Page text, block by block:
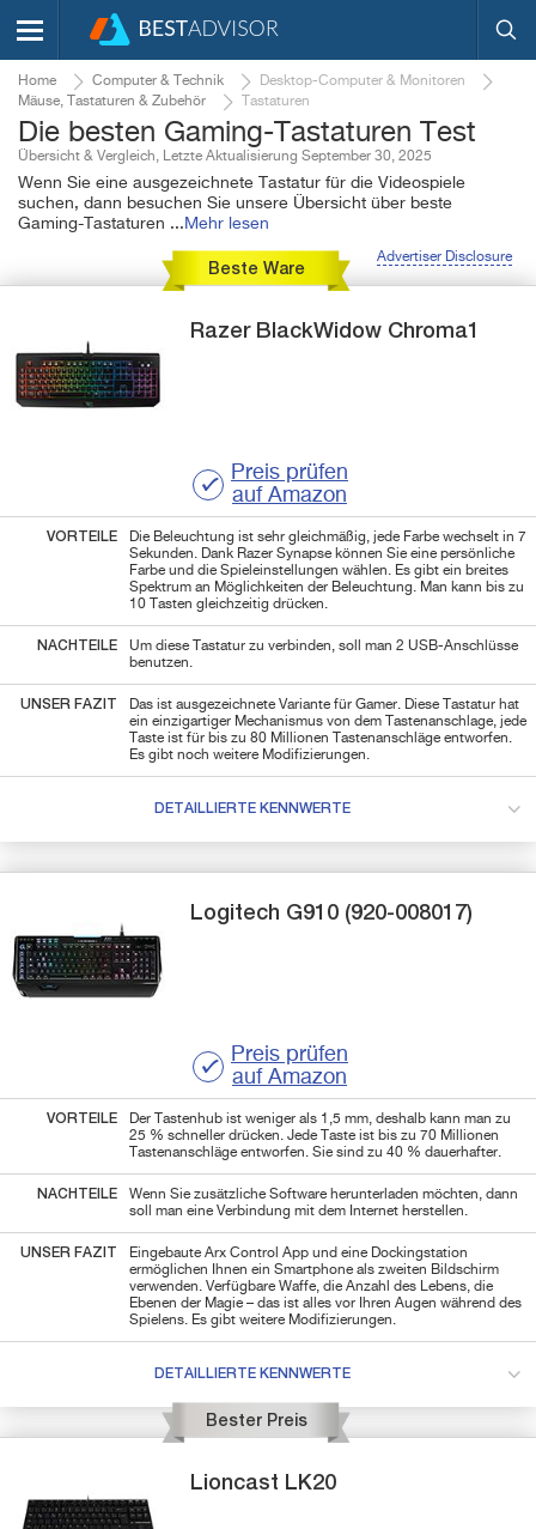
Home Computer & Technik
Desktop-Computer & Monitoren
Mäuse, Tastaturen & Zubehör
Tastaturen
Die besten Gaming-Tastaturen Test
Übersicht & Vergleich, Letzte Aktualisierung September 30, 2025
Wenn Sie eine ausgezeichnete Tastatur für die Videospiele
suchen, dann besuchen Sie unsere Übersicht über beste
Gaming-Tastaturen ... Mehr lesen
Advertiser Disclosure
Beste Ware
Razer BlackWidow Chroma1
Preis prüfen
auf Amazon
VORTEILE
Die Beleuchtung ist sehr gleichmäßig, jede Farbe wechselt in 7
Sekunden. Dank Razer Synapse können Sie eine persönliche
Farbe und die Spieleinstellungen wählen. Es gibt ein breites
Spektrum an Möglichkeiten der Beleuchtung. Man kann bis zu
10 Tasten gleichzeitig drücken.
NACHTEILE
Um diese Tastatur zu verbinden, soll man 2 USB-Anschlüsse
benutzen.
UNSER FAZIT
Das ist ausgezeichnete Variante für Gamer. Diese Tastatur hat
ein einzigartiger Mechanismus von dem Tastenanschlage, jede
Taste ist für bis zu 80 Millionen Tastenanschläge entworfen.
Es gibt noch weitere Modifizierungen.
DETAILLIERTE KENNWERTE
Logitech G910 (920-008017)
Preis prüfen
auf Amazon
VORTEILE
Der Tastenhub ist weniger als 1,5 mm, deshalb kann man zu
25 % schneller drücken. Jede Taste ist bis zu 70 Millionen
Tastenanschläge entworfen. Sie sind zu 40 % dauerhafter.
NACHTEILE
Wenn Sie zusätzliche Software herunterladen möchten, dann
soll man eine Verbindung mit dem Internet herstellen.
UNSER FAZIT
Eingebaute Arx Control App und eine Dockingstation
ermöglichen Ihnen ein Smartphone als zweiten Bildschirm
verwenden. Verfügbare Waffe, die Anzahl des Lebens, die
Ebenen der Magie – das ist alles vor Ihren Augen während des
Spielens. Es gibt weitere Modifizierungen.
DETAILLIERTE KENNWERTE
Bester Preis
Lioncast LK20